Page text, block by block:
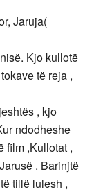
Jaruja(
Kjo kullotë
të reja ,
, kjo
ndodheshe
film ,Kullotat ,
. Barinjtë
tillë lulesh ,